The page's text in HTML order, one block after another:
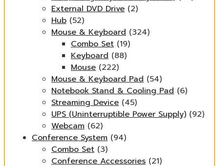
External DVD Drive (2)
Hub (52)
Mouse & Keyboard (324)
Combo Set (19)
Keyboard (88)
Mouse (222)
Mouse & Keyboard Pad (54)
Notebook Stand & Cooling Pad (6)
Streaming Device (45)
UPS (Uninterruptible Power Supply) (92)
Webcam (62)
Conference System (94)
Combo Set (3)
Conference Accessories (21)